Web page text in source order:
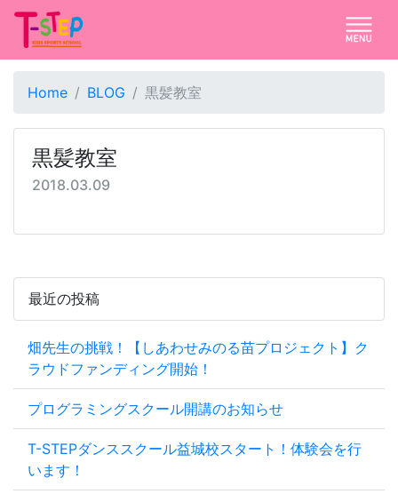
Home BLOG 黒髪教室
黒髪教室
2018.03.09
最近の投稿
畑先生の挑戦！【しあわせみのる苗プロジェクト】ク
ラウドファンディング開始！
プログラミングスクール開講のお知らせ
T-STEPダンススクール益城校スタート！体験会を行
います！